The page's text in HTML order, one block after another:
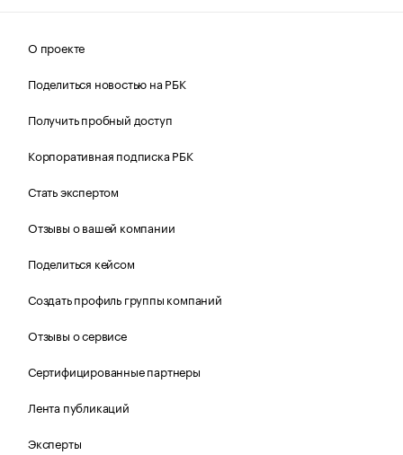
О проекте
Поделиться новостью на РБК
Получить пробный доступ
Корпоративная подписка РБК
Стать экспертом
Отзывы о вашей компании
Поделиться кейсом
Создать профиль группы компаний
Отзывы о сервисе
Сертифицированные партнеры
Лента публикаций
Эксперты